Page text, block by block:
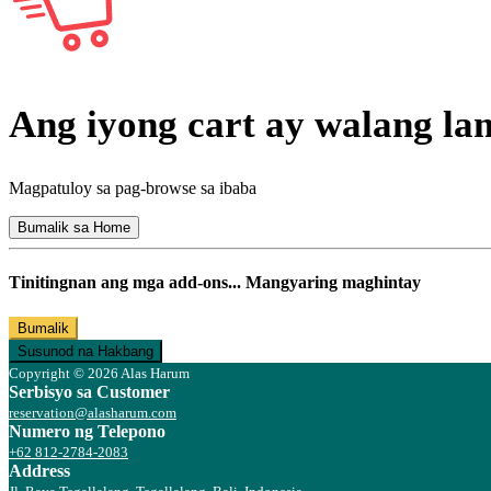
Ang iyong cart ay walang
Magpatuloy sa pag-browse sa ibaba
Bumalik sa Home
Tinitingnan ang mga add-ons... Mangyaring maghintay
Bumalik
Susunod na Hakbang
Copyright © 2026 Alas Harum
Serbisyo sa Customer
reservation@alasharum.com
Numero ng Telepono
+62 812-2784-2083
Address